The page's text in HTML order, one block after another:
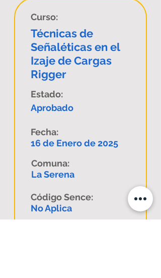
Curso:
Técnicas de
Señaléticas en el
Izaje de Cargas
Rigger
Estado:
Aprobado
Fecha:
16 de Enero de 2025
Comuna:
La Serena
Código Sence:
No Aplica